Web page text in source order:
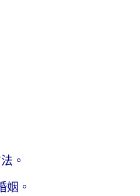
。
。